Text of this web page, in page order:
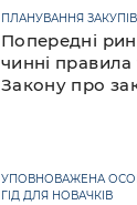
Попередні
чинні
Закону про
ПЛАНУВАННЯ
УПОВНОВАЖЕНА
ГІД ДЛЯ НОВАЧКІВ